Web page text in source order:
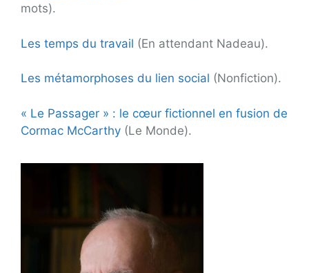
mots).
Les temps du travail (En attendant Nadeau).
Les métamorphoses du lien social (Nonfiction).
« Le Passager » : le cœur fictionnel en fusion de
Cormac McCarthy (Le Monde).